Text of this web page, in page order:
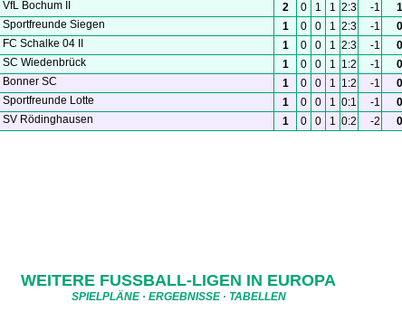
WEITERE FUSSBALL-LIGEN IN EUROPA
SPIELPLÄNE · ERGEBNISSE · TABELLEN